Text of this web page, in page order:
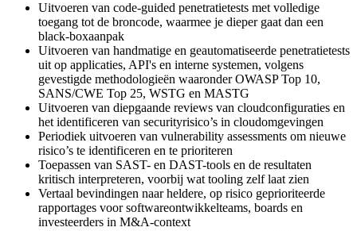
Uitvoeren van code-guided penetratietests met volledige
toegang tot de broncode, waarmee je dieper gaat dan een
black-boxaanpak
Uitvoeren van handmatige en geautomatiseerde penetratietests
uit op applicaties, API's en interne systemen, volgens
gevestigde methodologieën waaronder OWASP Top 10,
SANS/CWE Top 25, WSTG en MASTG
Uitvoeren van diepgaande reviews van cloudconfiguraties en
het identificeren van securityrisico’s in cloudomgevingen
Periodiek uitvoeren van vulnerability assessments om nieuwe
risico’s te identificeren en te prioriteren
Toepassen van SAST- en DAST-tools en de resultaten
kritisch interpreteren, voorbij wat tooling zelf laat zien
Vertaal bevindingen naar heldere, op risico geprioriteerde
rapportages voor softwareontwikkelteams, boards en
investeerders in M&A-context